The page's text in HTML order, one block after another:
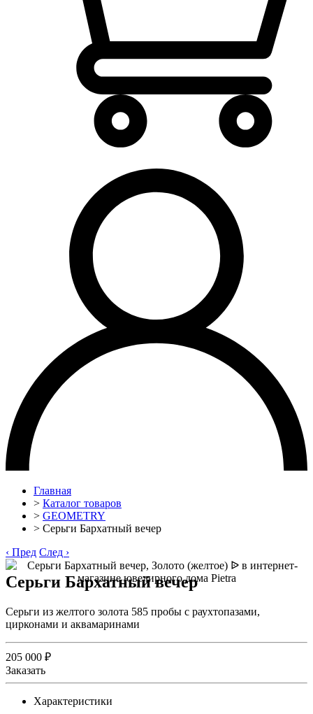
Главная
> Каталог товаров
> GEOMETRY
> Серьги Бархатный вечер
‹ Пред След ›
Серьги Бархатный вечер
Серьги из желтого золота 585 пробы с раухтопазами,
цирконами и аквамаринами
205 000 ₽
Заказать
Характеристики